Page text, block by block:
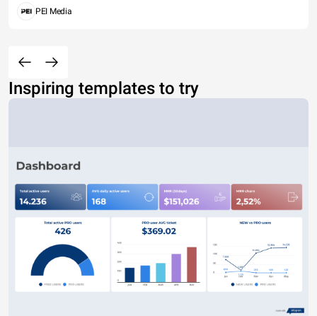
PEI Media
Inspiring templates to try